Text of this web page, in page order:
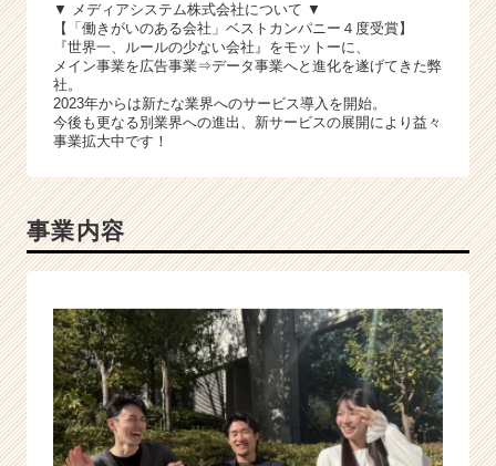
▼ メディアシステム株式会社について ▼
【「働きがいのある会社」ベストカンパニー４度受賞】
『世界一、ルールの少ない会社』をモットーに、
メイン事業を広告事業⇒データ事業へと進化を遂げてきた弊
社。
2023年からは新たな業界へのサービス導入を開始。
今後も更なる別業界への進出、新サービスの展開により益々
事業拡大中です！
事業内容